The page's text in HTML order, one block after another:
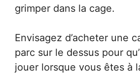
grimper dans la cage.
Envisagez d’acheter une
parc sur le dessus pour
jouer lorsque vous êtes à